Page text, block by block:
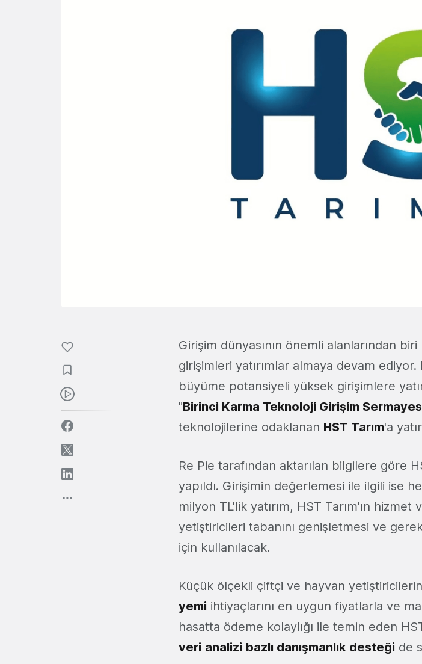
Girişim dünyasının önemli alanlarından
girişimleri yatırımlar almaya devam
büyüme potansiyeli yüksek girişimlere
"Birinci Karma Teknoloji Girişim Sermayesi
teknolojilerine odaklanan HST Tarım'a
Re Pie tarafından aktarılan bilgilere göre
yapıldı. Girişimin değerlemesi ile ilgili ise
milyon TL'lik yatırım, HST Tarım'ın
yetiştiricileri tabanını genişletmesi ve
için kullanılacak.
Küçük ölçekli çiftçi ve hayvan
yemi ihtiyaçlarını en uygun fiyatlarla ve
hasatta ödeme kolaylığı ile temin eden
veri analizi bazlı danışmanlık desteği de